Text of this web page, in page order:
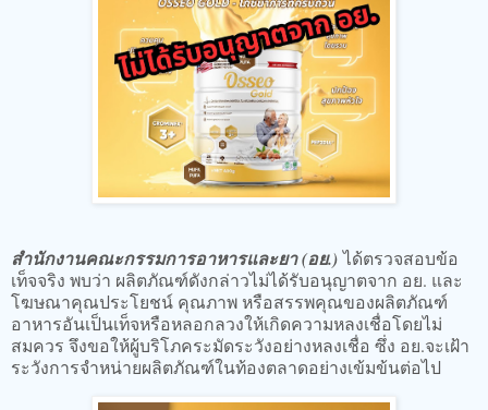
สำนักงานคณะกรรมการอาหารและยา (อย.)ได้ตรวจสอบข้อ
เท็จจริง พบว่า ผลิตภัณฑ์ดังกล่าวไม่ได้รับอนุญาตจาก อย. และ
โฆษณาคุณประโยชน์ คุณภาพ หรือสรรพคุณของผลิตภัณฑ์
อาหารอันเป็นเท็จหรือหลอกลวงให้เกิดความหลงเชื่อโดยไม่
สมควร จึงขอให้ผู้บริโภคระมัดระวังอย่างหลงเชื่อ ซึ่ง อย.จะเฝ้า
ระวังการจำหน่ายผลิตภัณฑ์ในท้องตลาดอย่างเข้มข้นต่อไป